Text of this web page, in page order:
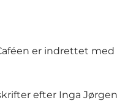
er indrettet
efter Inga